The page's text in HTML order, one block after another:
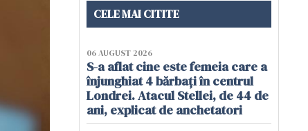
CELE MAI CITITE
06 AUGUST 2026
S-a aflat cine este femeia care a
înjunghiat 4 bărbați în centrul
Londrei. Atacul Stellei, de 44 de
ani, explicat de anchetatori